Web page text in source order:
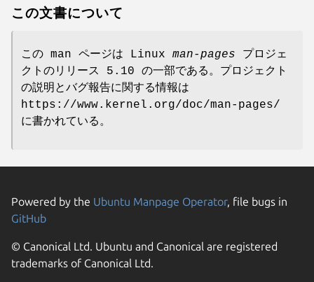
この文書について
この man ページは Linux man-pages プロジェ
クトのリリース 5.10 の一部である。プロジェクト
の説明とバグ報告に関する情報は
https://www.kernel.org/doc/man-pages/
に書かれている。
Powered by the Ubuntu Manpage Operator, file bugs in
GitHub
© Canonical Ltd. Ubuntu and Canonical are registered
trademarks of Canonical Ltd.